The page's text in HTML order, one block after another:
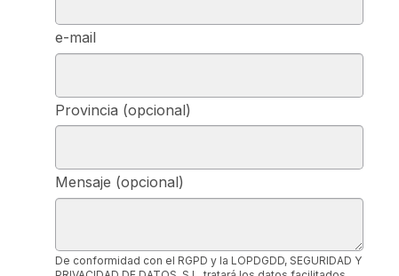
e-mail
Provincia (opcional)
Mensaje (opcional)
De conformidad con el RGPD y la LOPDGDD, SEGURIDAD Y